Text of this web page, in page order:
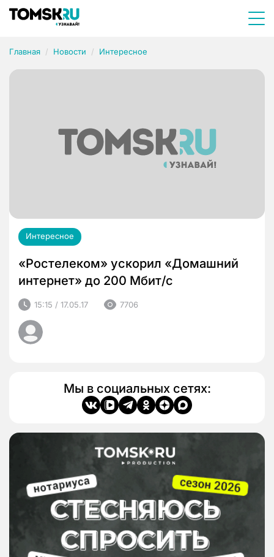
Главная Новости Интересное
Интересное
«Ростелеком» ускорил «Домашний
интернет» до 200 Мбит/с
15:15 / 17.05.17 7706
Мы в социальных сетях: